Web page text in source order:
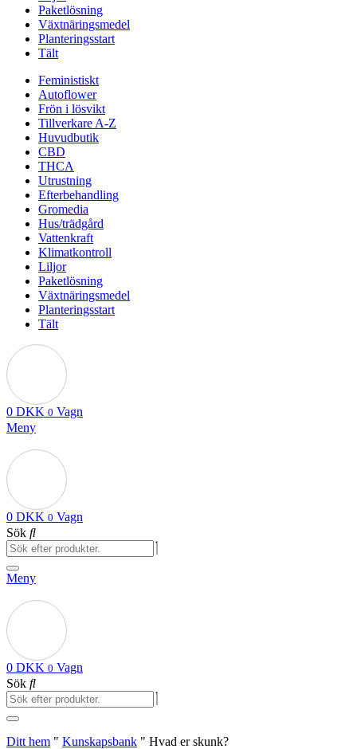
Paketlösning
Växtnäringsmedel
Planteringsstart
Tält
Feministiskt
Autoflower
Frön i lösvikt
Tillverkare A-Z
Huvudbutik
CBD
THCA
Utrustning
Efterbehandling
Gromedia
Hus/trädgård
Vattenkraft
Klimatkontroll
Liljor
Paketlösning
Växtnäringsmedel
Planteringsstart
Tält
0 DKK 0 Vagn
Meny
0 DKK 0 Vagn
Sök
Meny
0 DKK 0 Vagn
Sök
Ditt hem " Kunskapsbank " Hvad er skunk?